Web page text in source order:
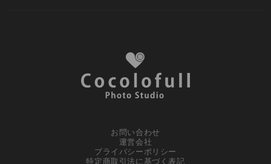
お問い合わせ
運営会社
プライバシーポリシー
特定商取引法に基づく表記